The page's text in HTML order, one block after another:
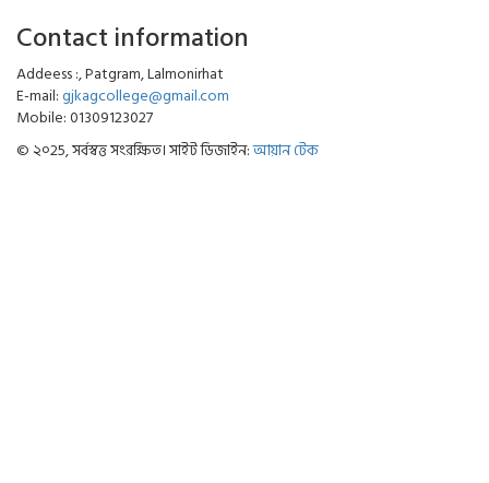
Contact information
Addeess :, Patgram, Lalmonirhat
E-mail:gjkagcollege@gmail.com
Mobile: 01309123027
© ২০25, সর্বস্বত্ত সংরক্ষিত। সাইট ডিজাইন:আয়ান টেক